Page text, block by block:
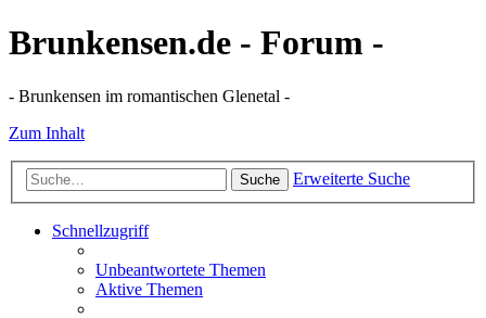
Brunkensen.de - Forum -
- Brunkensen im romantischen Glenetal -
Zum Inhalt
Suche Erweiterte Suche
Schnellzugriff
Unbeantwortete Themen
Aktive Themen